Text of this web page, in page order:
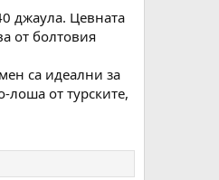
джаула. Цевната
от болтовия
са идеални за
от турските,